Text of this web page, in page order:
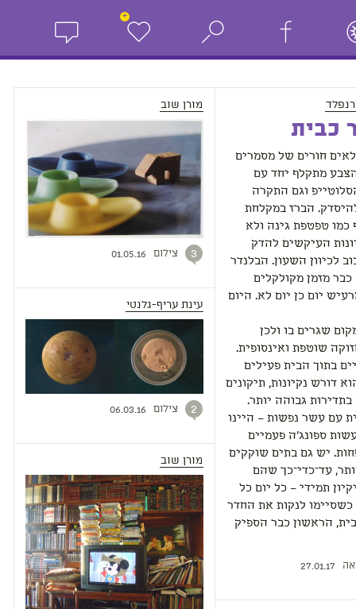
+
כבית
חורים של מסמרים
הצבע מתקלף יחד עם
וגם התקרה
הברז במקלחת
כמו טפטפת גינה ולא
העיקשים להדק
לכיוון השעון. הבלנדר
כבר מזמן מקולקלים
יום כן יום לא. היום
שגרים בו ולכן
שוטפת ואינסופית.
בתוך הבית פעילים
דורש נקיונות, תיקונים
בתדירות גבוהה יותר.
עם עשר נפשות – היינו
ספונג'ה פעמיים
יש גם בתים שוקקים
עד־כדי־כך שהם
תמידי – כל יום כל
כשסיימו לנקות את החדר
הראשון כבר הספיק
27.01.17
מורן שוב
3 צילום 01.05.16
עינת עריף-גלנטי
2 צילום 06.03.16
מורן שוב